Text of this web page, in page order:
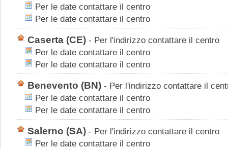
Per le date contattare il centro
Per le date contattare il centro
Caserta (CE) - Per l'indirizzo contattare il centro
Per le date contattare il centro
Per le date contattare il centro
Benevento (BN) - Per l'indirizzo contattare il
Per le date contattare il centro
Per le date contattare il centro
Salerno (SA) - Per l'indirizzo contattare il centro
Per le date contattare il centro